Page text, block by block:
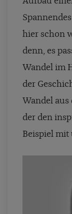
hier schon
denn, es
Wandel im
der
Wandel
der den
Beispiel mit